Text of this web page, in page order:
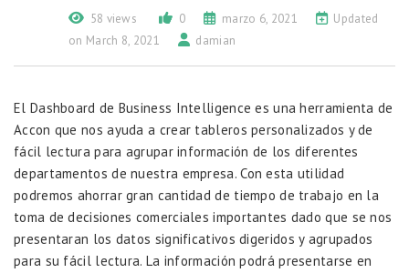
58 views 0 marzo 6, 2021
Updated
on March 8, 2021
damian
El Dashboard de Business Intelligence es una herramienta de
Accon que nos ayuda a crear tableros personalizados y de
fácil lectura para agrupar información de los diferentes
departamentos de nuestra empresa. Con esta utilidad
podremos ahorrar gran cantidad de tiempo de trabajo en la
toma de decisiones comerciales importantes dado que se nos
presentaran los datos significativos digeridos y agrupados
para su fácil lectura. La información podrá presentarse en